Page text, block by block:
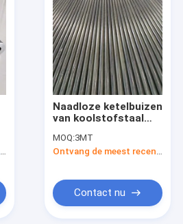
Naadloze ketelbuizen
van koolstofstaal
van legeringstaal
met vinnen
MOQ:3MT
Contact nu